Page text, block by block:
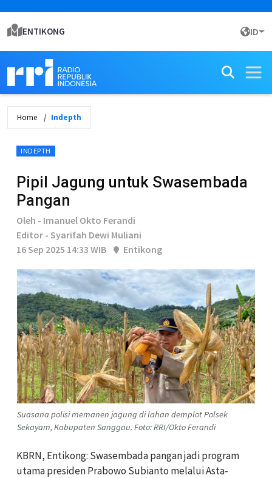
ENTIKONG ID
Home Indepth
INDEPTH
Pipil Jagung untuk Swasembada
Pangan
Oleh - Imanuel Okto Ferandi
Editor - Syarifah Dewi Muliani
16 Sep 2025 14:33 WIB
Entikong
Suasana polisi memanen jagung di lahan demplot Polsek
Sekayam, Kabupaten Sanggau. Foto: RRI/Okto Ferandi
KBRN, Entikong: Swasembada pangan jadi program
utama presiden Prabowo Subianto melalui Asta-